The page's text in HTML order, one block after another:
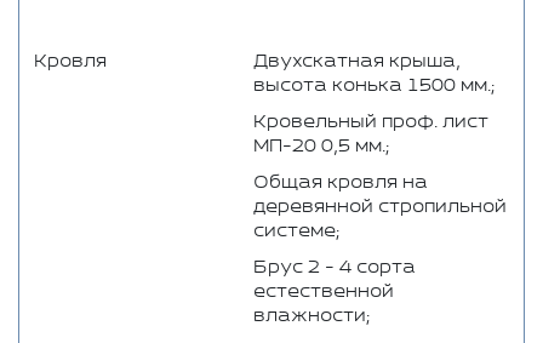
Кровля
Двухскатная крыша,
высота конька 1500 мм.;
Кровельный проф. лист
МП-20 0,5 мм.;
Общая кровля на
деревянной стропильной
системе;
Брус 2 - 4 сорта
естественной
влажности;